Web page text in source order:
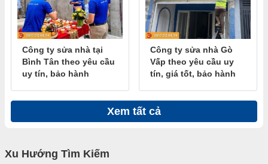
Công ty sửa nhà tại
Bình Tân theo yêu cầu
uy tín, bảo hành
Công ty sửa nhà Gò
Vấp theo yêu cầu uy
tín, giá tốt, bảo hành
Xem tất cả
Xu Hướng Tìm Kiếm